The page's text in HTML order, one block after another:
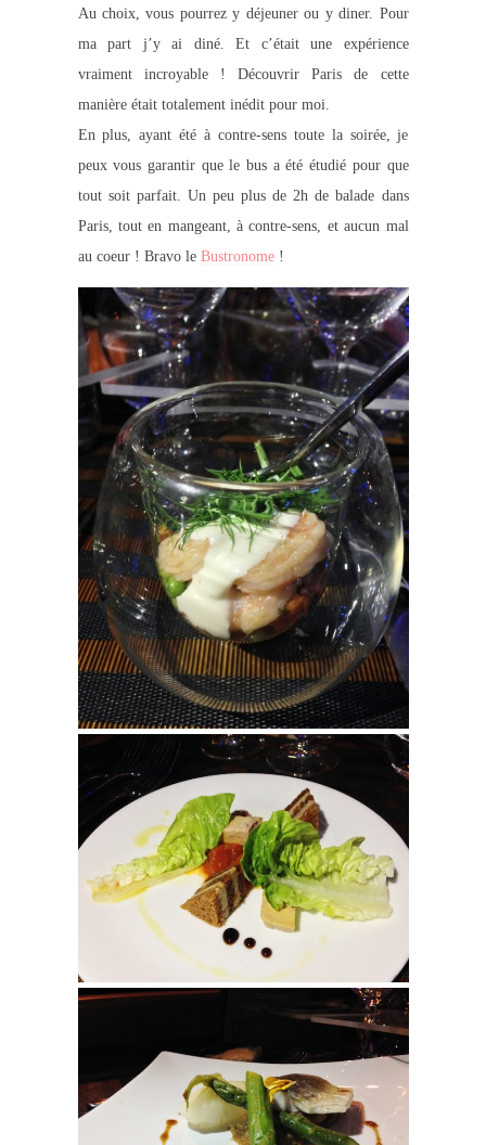
Au choix, vous pourrez y déjeuner ou y diner. Pour
ma part j’y ai diné. Et c’était une expérience
vraiment incroyable ! Découvrir Paris de cette
manière était totalement inédit pour moi.
En plus, ayant été à contre-sens toute la soirée, je
peux vous garantir que le bus a été étudié pour que
tout soit parfait. Un peu plus de 2h de balade dans
Paris, tout en mangeant, à contre-sens, et aucun mal
au coeur ! Bravo le Bustronome!